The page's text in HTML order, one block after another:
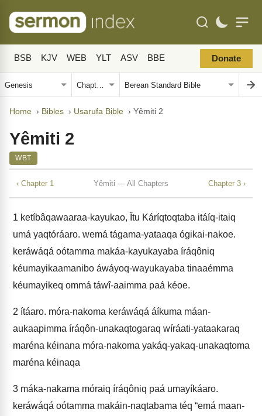
BSB KJV WEB YLT ASV BBE Donate
Home › Bibles › Usarufa Bible › Yêmiti 2
Yêmiti 2
WBT
‹ Chapter 1 Yêmiti — All Chapters Chapter 3 ›
1 ketíbâqawaaraa-kayukao, Îtu Káríqtoqtaba itáíq-itaiq
umá yaqtóráaro. wemá tágama-yataaqa ógikai-nakoe.
keráwáqá oótamma makáa-kayukayaba íráqôniq
kéumayikaamanibo áwáyoq-wayukayaba tinaaémma
kéumayikeq ommá táwî-aaimma paá kéoe.
2 ítáaro. móra-nakoma keráwáqá áíkuma máan-
aukaapimma íráqôn-unakaqtogaraq wíráati-yataakaraq
maréna kéinana móra-nakoma yakáq-yakaq-unakaqtoma
maréna kéinaqa
3 máka-nakama móraiq íráqôniq paá umayíkáaro.
keráwáqá oótamma makáin-naqtabama téq “emá maan-